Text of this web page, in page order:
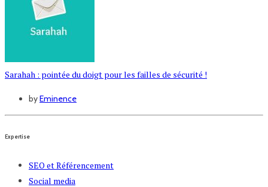
Sarahah : pointée du doigt pour les failles de sécurité !
byEminence
Expertise
SEO et Référencement
Social media